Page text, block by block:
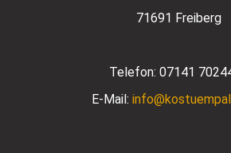
71691 Freiberg
Telefon: 07141
E-Mail: